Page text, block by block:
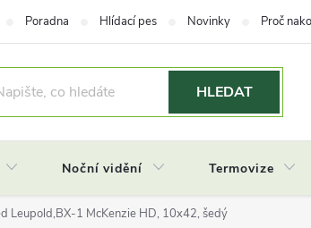
Poradna Hlídací pes Novinky Proč
HLEDAT
Noční vidění Termovize
Leupold,BX-1 McKenzie HD, 10x42, šedý